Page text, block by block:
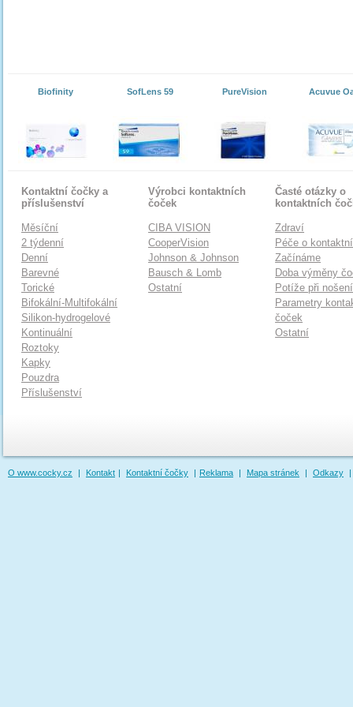
Biofinity SofLens 59 PureVision Acuvue
Kontaktní čočky a
příslušenství
Měsíční
2 týdenní
Denní
Barevné
Torické
Bifokální-Multifokální
Silikon-hydrogelové
Kontinuální
Roztoky
Kapky
Pouzdra
Příslušenství
Výrobci kontaktních
čoček
CIBA VISION
CooperVision
Johnson & Johnson
Bausch & Lomb
Ostatní
Časté otázky o
kontaktních
Zdraví
Péče o
Začínáme
Doba výměny
Potíže při
Parametry
čoček
Ostatní
O www.cocky.cz | Kontakt | Kontaktní čočky | Reklama | Mapa stránek | Odkazy |